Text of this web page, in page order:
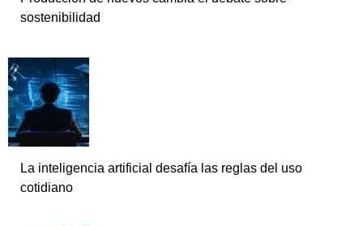
sostenibilidad
La inteligencia artificial desafía las reglas del uso
cotidiano